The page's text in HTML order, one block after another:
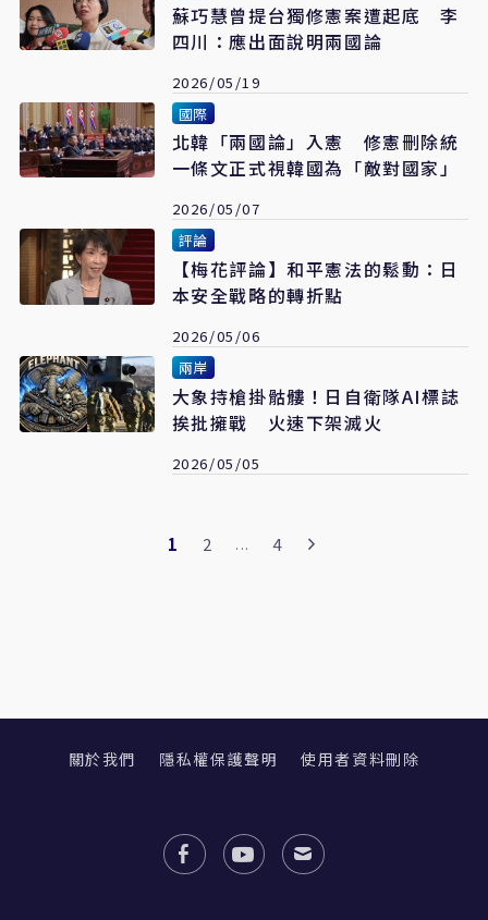
蘇巧慧曾提台獨修憲案遭起底 李
四川：應出面說明兩國論
2026/05/19
國際
北韓「兩國論」入憲 修憲刪除統
一條文正式視韓國為「敵對國家」
2026/05/07
評論
【梅花評論】和平憲法的鬆動：日
本安全戰略的轉折點
2026/05/06
兩岸
大象持槍掛骷髏！日自衛隊AI標誌
挨批擁戰 火速下架滅火
2026/05/05
1 2 ... 4
關於我們 隱私權保護聲明 使用者資料刪除